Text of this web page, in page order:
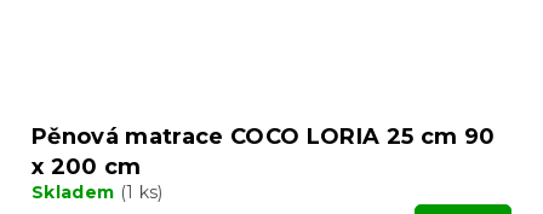
Pěnová matrace COCO LORIA 25 cm 90
x 200 cm
Skladem (1 ks)